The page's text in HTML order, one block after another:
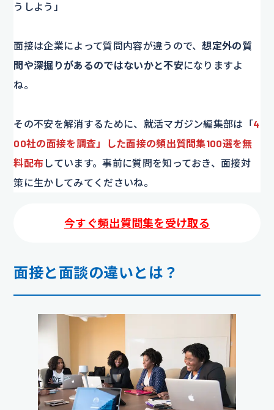
うしよう」
面接は企業によって質問内容が違うので、想定外の質
問や深掘りがあるのではないかと不安になりますよ
ね。
その不安を解消するために、就活マガジン編集部は「4
00社の面接を調査」した面接の頻出質問集100選を無
料配布 しています。事前に質問を知っておき、面接対
策に生かしてみてくださいね。
今すぐ頻出質問集を受け取る
面接と面談の違いとは？